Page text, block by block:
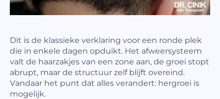
Dit is de klassieke verklaring voor een ronde plek
die in enkele dagen opduikt. Het afweersysteem
valt de haarzakjes van een zone aan, de groei stopt
abrupt, maar de structuur zelf blijft overeind.
Vandaar het punt dat alles verandert: hergroei is
mogelijk.